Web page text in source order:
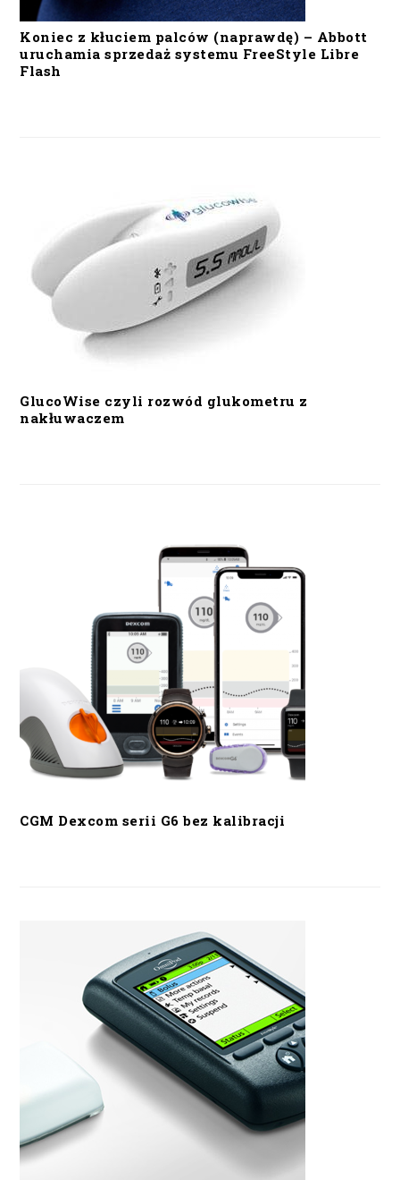
Koniec z kłuciem palców (naprawdę) – Abbott
uruchamia sprzedaż systemu FreeStyle Libre
Flash
GlucoWise czyli rozwód glukometru z
nakłuwaczem
CGM Dexcom serii G6 bez kalibracji